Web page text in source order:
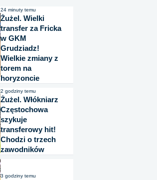
24 minuty temu
Żużel. Wielki
transfer za Fricka
w GKM
Grudziadz!
Wielkie zmiany z
torem na
horyzoncie
2 godziny temu
Żużel. Włókniarz
Częstochowa
szykuje
transferowy hit!
Chodzi o trzech
zawodników
3 godziny temu